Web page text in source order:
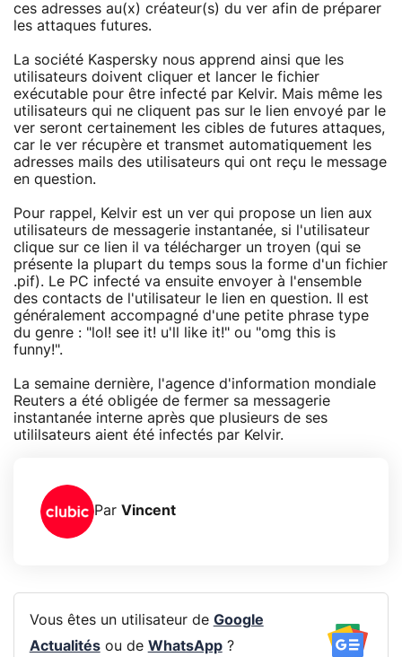
ces adresses au(x) créateur(s) du ver afin de préparer
les attaques futures.
La société Kaspersky nous apprend ainsi que les
utilisateurs doivent cliquer et lancer le fichier
exécutable pour être infecté par Kelvir. Mais même les
utilisateurs qui ne cliquent pas sur le lien envoyé par le
ver seront certainement les cibles de futures attaques,
car le ver récupère et transmet automatiquement les
adresses mails des utilisateurs qui ont reçu le message
en question.
Pour rappel, Kelvir est un ver qui propose un lien aux
utilisateurs de messagerie instantanée, si l'utilisateur
clique sur ce lien il va télécharger un troyen (qui se
présente la plupart du temps sous la forme d'un fichier
.pif). Le PC infecté va ensuite envoyer à l'ensemble
des contacts de l'utilisateur le lien en question. Il est
généralement accompagné d'une petite phrase type
du genre : "lol! see it! u'll like it!" ou "omg this is
funny!".
La semaine dernière, l'agence d'information mondiale
Reuters a été obligée de fermer sa messagerie
instantanée interne après que plusieurs de ses
utililsateurs aient été infectés par Kelvir.
Par Vincent
Vous êtes un utilisateur de Google
Actualitésou de WhatsApp?